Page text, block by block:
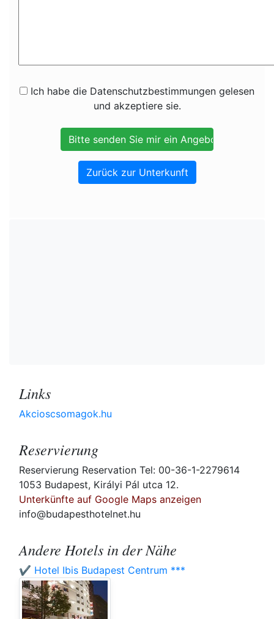
Ich habe die Datenschutzbestimmungen gelesen
und akzeptiere sie.
Zurück zur Unterkunft
Links
Akcioscsomagok.hu
Reservierung
Reservierung Reservation Tel: 00-36-1-2279614
1053 Budapest, Királyi Pál utca 12.
Unterkünfte auf Google Maps anzeigen
info@budapesthotelnet.hu
Andere Hotels in der Nähe
✔️ Hotel Ibis Budapest Centrum ***